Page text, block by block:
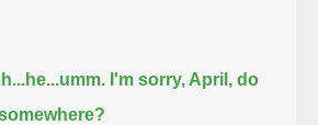
I'm sorry, April, do